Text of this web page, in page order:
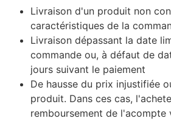
Livraison d'un produit non
caractéristiques de la
Livraison dépassant la date
commande ou, à défaut de
jours suivant le paiement
De hausse du prix injustifiée
produit. Dans ces cas,
remboursement de l'acompte